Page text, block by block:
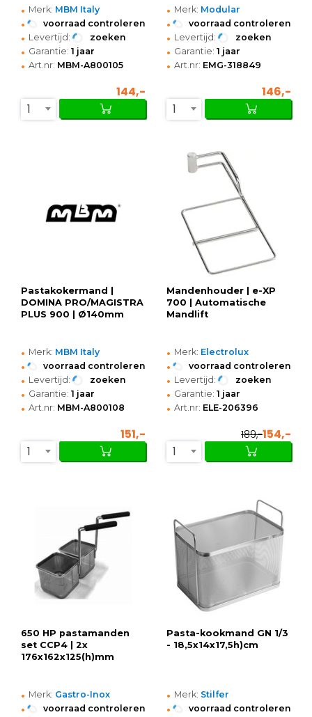
• Merk: MBM Italy
• voorraad controleren
• Levertijd: zoeken
• Garantie: 1 jaar
• Art.nr: MBM-A800105
144,-
1
• Merk: Modular
• voorraad controleren
• Levertijd: zoeken
• Garantie: 1 jaar
• Art.nr: EMG-318849
146,-
1
Pastakokermand |
DOMINA PRO/MAGISTRA
PLUS 900 | Ø140mm
• Merk: MBM Italy
• voorraad controleren
• Levertijd: zoeken
• Garantie: 1 jaar
• Art.nr: MBM-A800108
151,-
1
Mandenhouder | e-XP
700 | Automatische
Mandlift
• Merk: Electrolux
• voorraad controleren
• Levertijd: zoeken
• Garantie: 1 jaar
• Art.nr: ELE-206396
189,-154,-
1
650 HP pastamanden
set CCP4 | 2x
176x162x125(h)mm
• Merk: Gastro-Inox
• voorraad controleren
Pasta-kookmand GN 1/3
- 18,5x14x17,5h)cm
• Merk: Stilfer
• voorraad controleren